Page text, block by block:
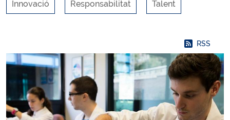
Innovació Responsabilitat Talent
RSS